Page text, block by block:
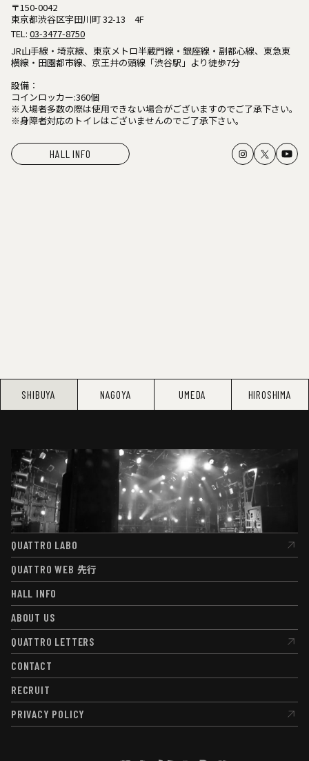
〒150-0042
東京都渋谷区宇田川町 32-13 4F
TEL: 03-3477-8750
JR山手線・埼京線、東京メトロ半蔵門線・銀座線・副都心線、東急東
横線・田園都市線、京王井の頭線「渋谷駅」より徒歩7分
設備：
コインロッカー:360個
※入場者多数の際は使用できない場合がございますのでご了承下さい。
※身障者対応のトイレはございませんのでご了承下さい。
HALL INFO
SHIBUYA NAGOYA UMEDA HIROSHIMA
QUATTRO LABO
QUATTRO LABO
QUATTRO WEB 先行
QUATTRO WEB先行
HALL INFO
HALL INFO
ABOUT US
ABOUT US
QUATTRO LETTERS
QUATTRO LETTERS
CONTACT
CONTACT
RECRUIT
RECRUIT
PRIVACY POLICY
PRIVACY POLICY